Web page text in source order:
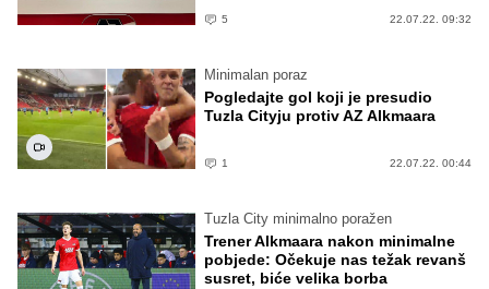
5 22.07.22. 09:32
Minimalan poraz
Pogledajte gol koji je presudio
Tuzla Cityju protiv AZ Alkmaara
1 22.07.22. 00:44
Tuzla City minimalno poražen
Trener Alkmaara nakon minimalne
pobjede: Očekuje nas težak revanš
susret, biće velika borba